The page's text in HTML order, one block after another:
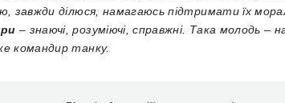
завжди ділюся, намагаюсь підтримати їх
– знаючі, розуміючі, справжні. Така молодь
командир танку.